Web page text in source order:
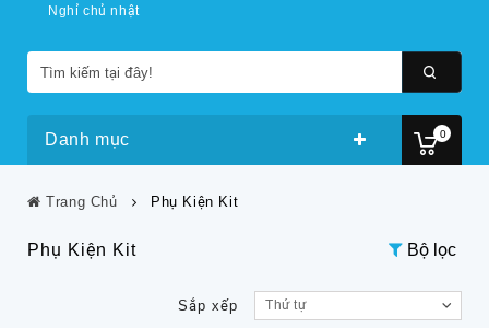
0
Nghỉ chủ nhật
Danh mục
Trang Chủ Phụ Kiện Kit
Phụ Kiện Kit Bộ lọc
Sắp xếp Thứ tự